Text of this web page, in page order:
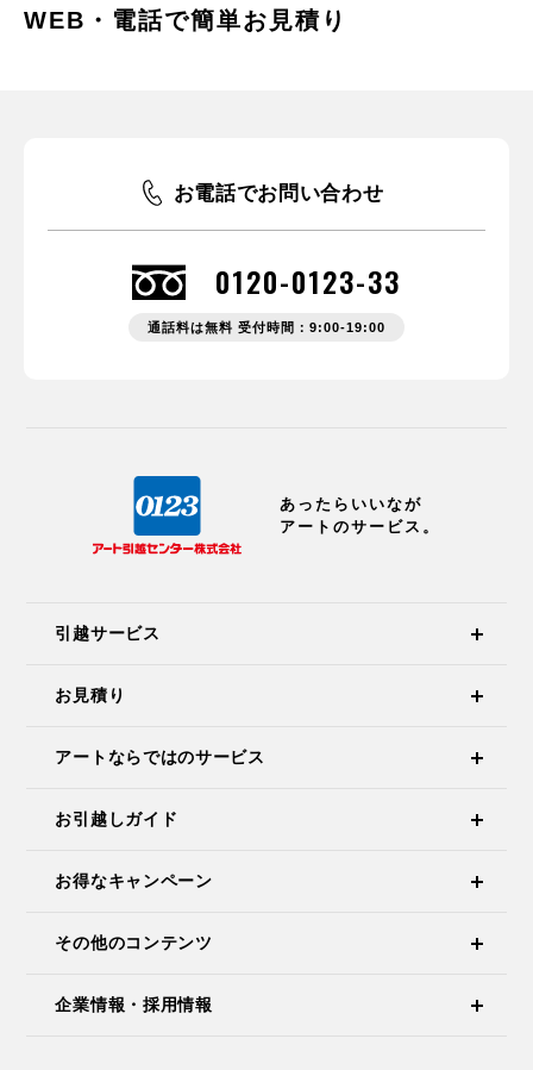
WEB・電話で簡単お見積り
お電話でお問い合わせ
0120-0123-33
通話料は無料 受付時間：9:00-19:00
あったらいいなが
アートのサービス。
引越サービス
お見積り
アートならではのサービス
お引越しガイド
お得なキャンペーン
その他のコンテンツ
企業情報・採用情報